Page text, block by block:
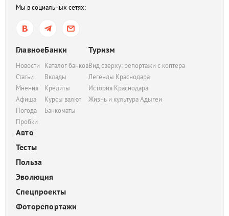
Мы в социальных сетях:
Главное
Новости
Статьи
Мнения
Афиша
Погода
Пробки
Банки
Каталог банков
Вклады
Кредиты
Курсы валют
Банкоматы
Туризм
Вид сверху: репортажи с коптера
Легенды Краснодара
История Краснодара
Жизнь и культура Адыгеи
Авто
Тесты
Польза
Эволюция
Спецпроекты
Фоторепортажи